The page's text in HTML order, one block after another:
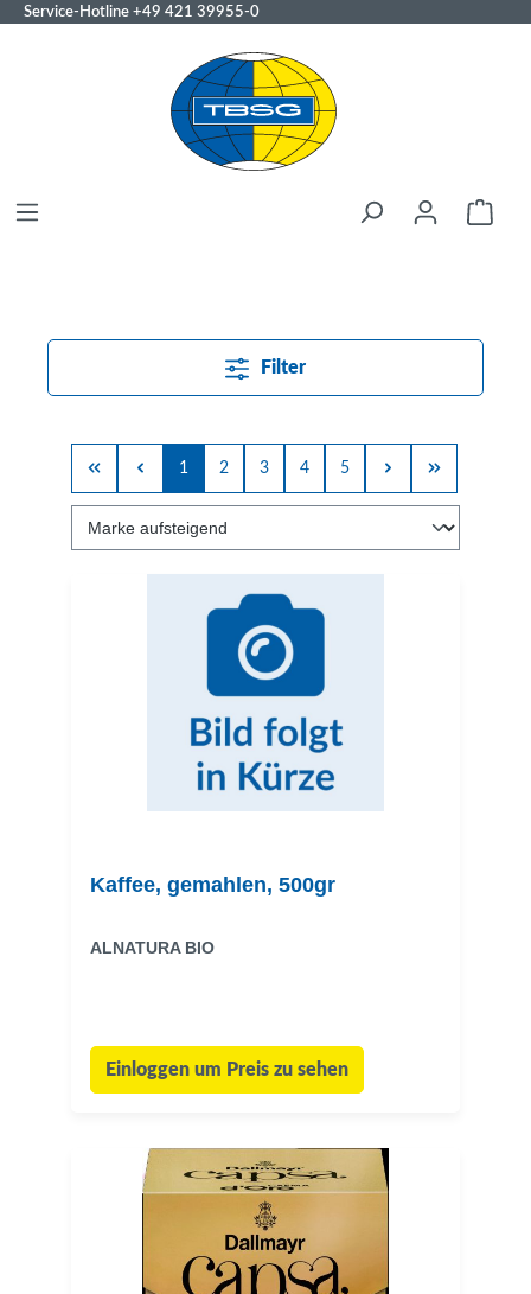
Service-Hotline +49 421 39955-0
Filter
1 2 3 4 5
Kaffee, gemahlen, 500gr
ALNATURA BIO
Einloggen um Preis zu sehen